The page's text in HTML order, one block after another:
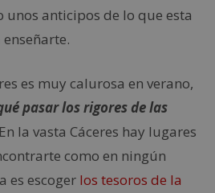
unos anticipos de lo que esta
es muy calurosa en verano,
pasar los rigores de las
En la vasta Cáceres hay lugares
como en ningún
es escoger los tesoros de la